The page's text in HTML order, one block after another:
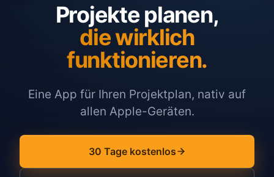
Projekte planen,
die wirklich
funktionieren.
Eine App für Ihren Projektplan, nativ auf
allen Apple-Geräten.
30 Tage kostenlos